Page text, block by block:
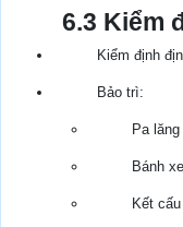
6.3 Kiểm
Kiểm định
Bảo trì:
Pa lăng
Bánh xe
Kết cấu